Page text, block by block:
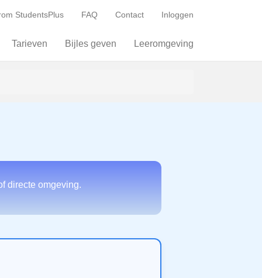
StudentsPlus FAQ Contact Inloggen
Tarieven Bijles geven Leeromgeving
directe omgeving.